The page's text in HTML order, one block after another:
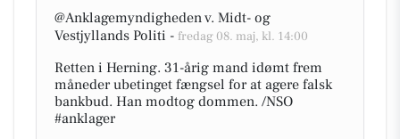
@Anklagemyndigheden v. Midt- og
Vestjyllands Politi - fredag 08. maj, kl. 14:00
Retten i Herning. 31-årig mand idømt frem
måneder ubetinget fængsel for at agere falsk
bankbud. Han modtog dommen. /NSO
#anklager